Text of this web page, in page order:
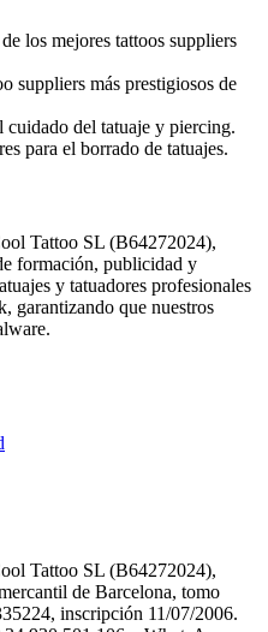
los mejores tattoos suppliers
suppliers más prestigiosos de
cuidado del tatuaje y piercing.
para el borrado de tatuajes.
Tattoo SL (B64272024),
formación, publicidad y
y tatuadores profesionales
garantizando que nuestros
Tattoo SL (B64272024),
de Barcelona, tomo
inscripción 11/07/2006.